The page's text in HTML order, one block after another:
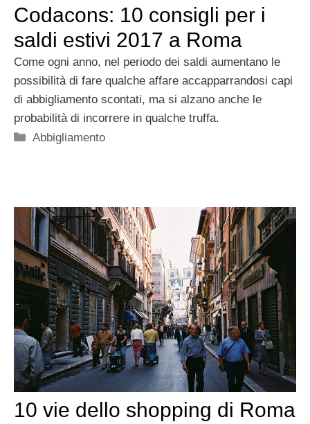
Codacons: 10 consigli per i
saldi estivi 2017 a Roma
Come ogni anno, nel periodo dei saldi aumentano le
possibilità di fare qualche affare accapparrandosi capi
di abbigliamento scontati, ma si alzano anche le
probabilità di incorrere in qualche truffa.
Categorie
Abbigliamento
10 vie dello shopping di Roma